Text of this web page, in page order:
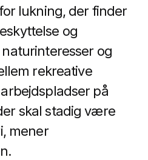
lukning, der finder
og
og
rekreative
på
skal stadig være
mener